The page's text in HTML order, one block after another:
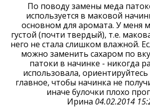
По поводу замены меда
используется в маковой
основном для аромата. У меня
густой (почти твердый), т.е.
него не стала слишком влажной.
можно заменить сахаром по
патоки в начинке - никогда
использовала, ориентируйтесь
главное, чтобы начинка не
иначе булочки плохо
Ирина 04.02.2014